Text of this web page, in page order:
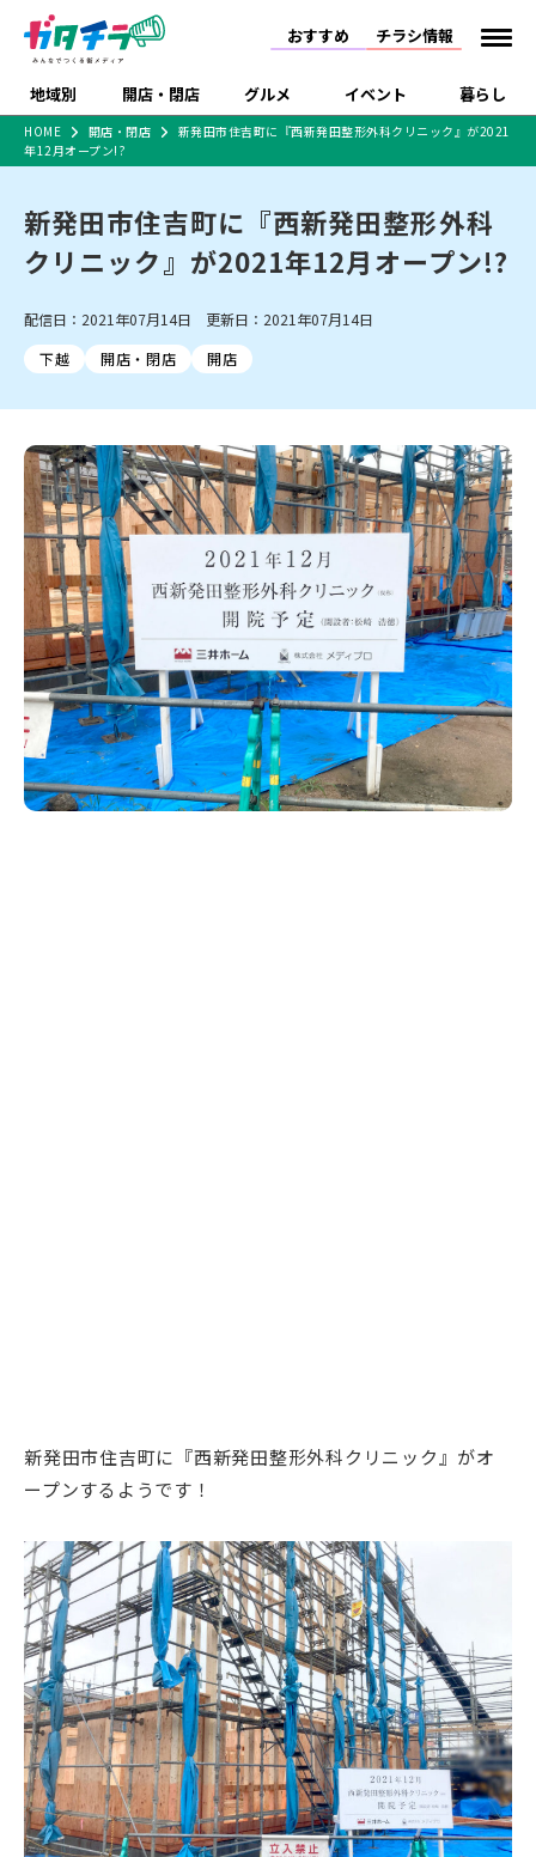
おすすめ チラシ情報
地域別 開店・閉店 グルメ イベント 暮らし
新潟市 下越
中越 上越
佐渡
新潟市中央区 新潟市東区 新潟市西区
新潟市北区
新潟市南区
新潟市秋葉区
新潟市西蒲区
村上・関川
新発田・聖籠
胎内・粟島
三条・加茂・田上
五泉・阿賀野・阿賀
燕・弥彦
長岡・見附
小千谷・十日町・津南
魚沼・南魚沼・湯沢
柏崎・刈羽・出雲崎
上越・妙高・糸魚川
開店 閉店
リニューアル・移転 休業 開店まとめ
新潟市・開店
新潟市・閉店
ラーメン・開店
ラーメン・閉店
ラーメン 現地レポート
和食 洋食
スイーツ ランチ
ご当地グルメ 食べ歩き テイクアウト
季節・期間限定
カフェ
居酒屋・バー
パン・ベーカリー
タレカツ・豚カツ
デカ盛り・大盛り
旨辛・激辛
定食・町定食 海鮮・鮨
そば・うどん
日本酒・新潟清酒
ワイン・クラフトビール
ケーキ・パフェ
ビアガーデン・暑気払い
忘新年会・歓送迎会
体験・販売 祭り・伝統行事
趣味・展示会 ライブ・コンサート
スポーツ
にいがた酒の陣・新潟
セミナー・講演会 子ども向け 花火大会
入場無料
住宅展示場
学生スポーツ アルビレックス
施設・ショップ
住宅メーカー・工務
店
食品メーカー・県産
品
習い事・塾 アパレル・雑貨
フィットネス・ジム
観光スポット
温泉・入浴 ホテル 旅館
水族館
リラクゼーション・整体
スキー場
リユース・買取
病院・クリニック
イオンモール
ラブラ万代・ラブラ2
ビルボードプレイスBP
新潟伊勢丹
リバーサイド千秋
パティオPATIO
特売セール インタビュー
特集・まとめ記事
セツコママ ランキング
食品スーパー・コンビ
ショッピングモール・
大型施設
ドラッグストア・ホーム
センター
ファッション
インテリア・雑貨
外食・テイクアウト
新車・中古車・カー用品
旅行・レジャー
家電・携帯電話
冠婚葬祭
習い事・塾 通販・EC イベント
求人
官公庁・自治体
新潟市 チラシ
長岡・見附 チラシ
上越・妙高・糸魚川 チラシ
注目 チラシ
週末セール
火曜セール
オープン・リニューアルセール
周年祭・感謝祭セール
年末・初売りセール
HOME 開店・閉店
新発田市住吉町に『西新発田整形外科クリニック』が2021
年12月オープン!?
新発田市住吉町に『西新発田整形外科
クリニック』が2021年12月オープン!?
配信日：2021年07月14日 更新日：2021年07月14日
下越
開店・閉店 開店
新発田市住吉町に『西新発田整形外科クリニック』がオ
ープンするようです！